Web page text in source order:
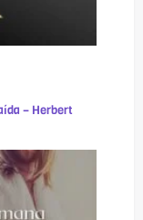
– Herbert